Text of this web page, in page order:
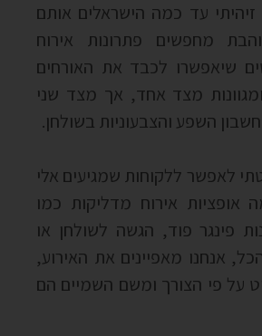
עד כמה הישראלים אותם
מחפשים פתרונות אירוח
שיאפשרו לכבד את האורחים
מצד אחד, אך מצד שני
השפע והצבעוניות בשולחן.
לאפשר ללקוחות שמגיעים אלי
אופציות אירוח מדליקות כמו
פינגר פוד, הגשה לשולחן או
אנחנו מאפיינים את האירוע,
על פי הצורך ומשם השמיים הם